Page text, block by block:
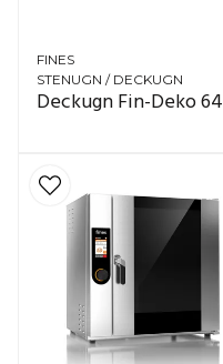
FINES
STENUGN / DECKUGN
Deckugn Fin-Deko 64